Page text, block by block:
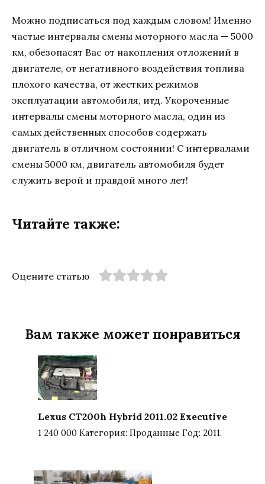
Можно подписаться под каждым словом! Именно
частые интервалы смены моторного масла — 5000
км, обезопасят Вас от накопления отложений в
двигателе, от негативного воздействия топлива
плохого качества, от жестких режимов
эксплуатации автомобиля, итд. Укороченные
интервалы смены моторного масла, один из
самых действенных способов содержать
двигатель в отличном состоянии! С интервалами
смены 5000 км, двигатель автомобиля будет
служить верой и правдой много лет!
Читайте также:
Оцените статью
Вам также может понравиться
Lexus CT200h Hybrid 2011.02 Executive
1 240 000 Категория: Проданные Год: 2011.